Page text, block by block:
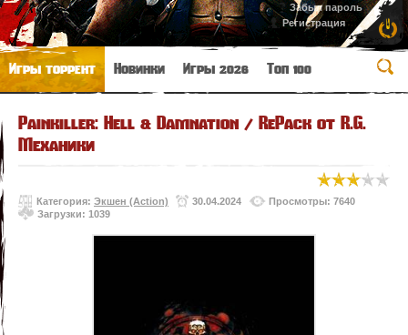
Забыл пароль
Регистрация
Игры торрент Новинки Игры 2026 Топ 100
Painkiller: Hell & Damnation / RePack от R.G.
Механики
Категория: Экшен (Action) 30.04.2024
Просмотры: 7640
Загрузки: 1039